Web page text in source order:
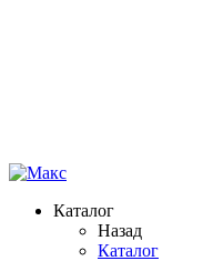
Каталог
Назад
Каталог